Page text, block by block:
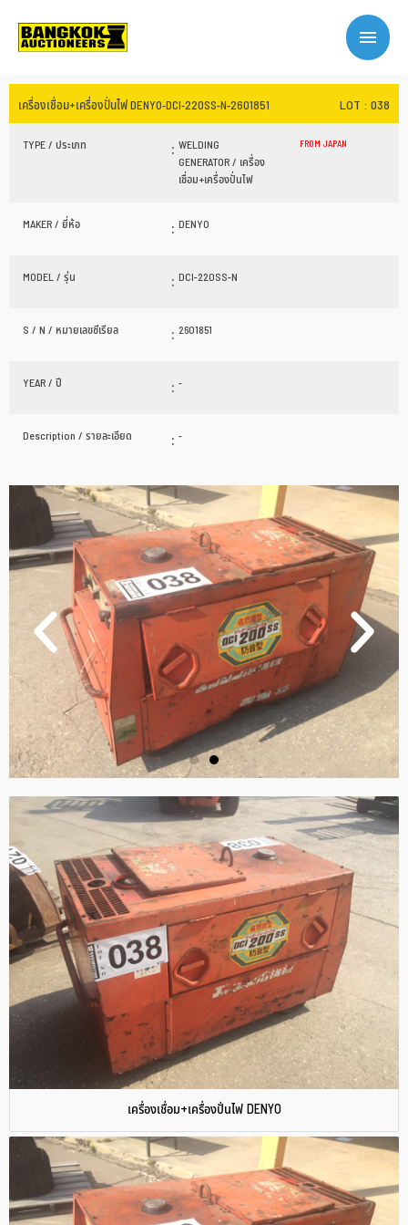
เครื่องเชื่อม+เครื่องปั่นไฟ DENYO-DCI-220SS-N-2601851 LOT : 038
TYPE / ประเภท : WELDING
GENERATOR / เครื่อง
เชื่อม+เครื่องปั่นไฟ
FROM JAPAN
MAKER / ยี่ห้อ : DENYO
MODEL / รุ่น : DCI-220SS-N
S / N / หมายเลขซีเรียล : 2601851
YEAR / ปี : -
Description / รายละเอียด : -
เครื่องเชื่อม+เครื่องปั่นไฟ DENYO